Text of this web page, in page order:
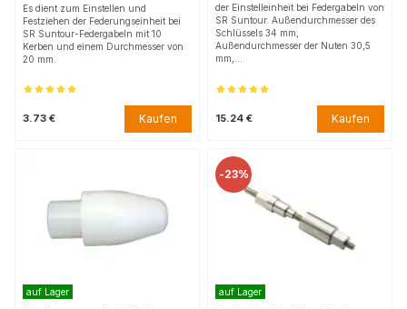
Es dient zum Einstellen und
Festziehen der Federungseinheit bei
SR Suntour-Federgabeln mit 10
Kerben und einem Durchmesser von
20 mm.
3.73 € Kaufen
der Einstelleinheit bei Federgabeln von
SR Suntour. Außendurchmesser des
Schlüssels 34 mm,
Außendurchmesser der Nuten 30,5
mm,…
15.24 € Kaufen
auf Lager
-23%
auf Lager